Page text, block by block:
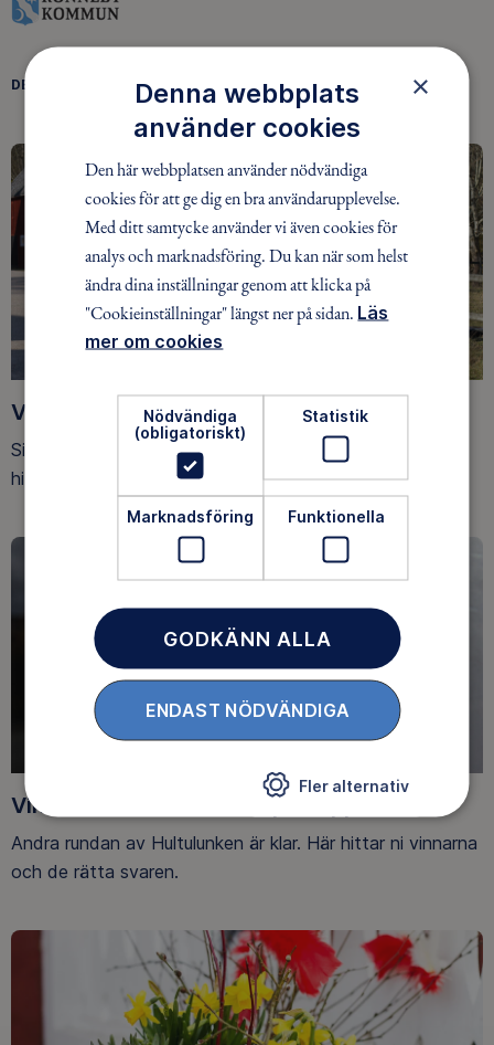
DELA
FACEBOOKTWITTERLINKEDIN
Vinnare Hultalunken 25 april
Sista rundan av vårens Hultalunk är nu genomförd. Här
hittar ni vinnare och rätt svar på frågorna.
Vinnare Hultalunken 11 april-Uppdaterad
Andra rundan av Hultulunken är klar. Här hittar ni vinnarna
och de rätta svaren.
×
Denna webbplats
använder cookies
Den här webbplatsen använder nödvändiga
cookies för att ge dig en bra användarupplevelse.
Med ditt samtycke använder vi även cookies för
analys och marknadsföring. Du kan när som helst
ändra dina inställningar genom att klicka på
"Cookieinställningar" längst ner på sidan. Läs
mer om cookies
Nödvändiga
(obligatoriskt)
Statistik
Marknadsföring Funktionella
GODKÄNN ALLA
ENDAST NÖDVÄNDIGA
Fler alternativ